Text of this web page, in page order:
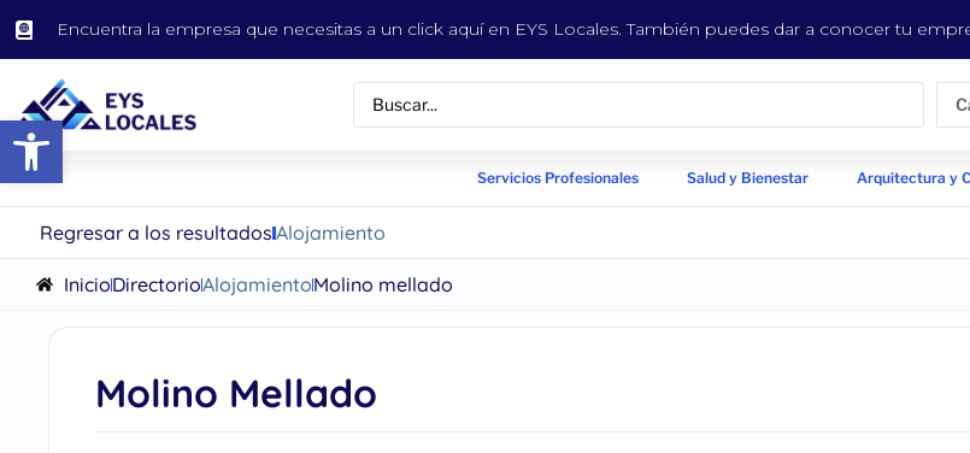
Abrir barra de herramientas
Encuentra la empresa que necesitas a un click aquí en EYS Locales. También puedes dar a conocer tu
Servicios Profesionales Salud y Bienestar Arquitectura y
Regresar a los resultadosAlojamiento
InicioDirectorioAlojamientoMolino mellado
Molino Mellado